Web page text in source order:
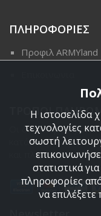
ΠΛΗΡΟΦΟΡΙΕΣ
Προφιλ ARMYland
ΤΡΟΠΟΙ
Οι διαθέσιμοι
κατάθεση σε
και πληρωμή με
Η ιστοσελίδα
τεχνολογίες
σωστή
στατιστικά
πληροφορίες
να